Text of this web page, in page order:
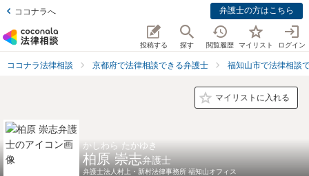
ココナラへ 弁護士の方はこちら
投稿する 探す 閲覧履歴 マイリスト ログイン
ココナラ法律相談 京都府で法律相談できる弁護士 福知山市で法律相談
マイリストに入れる
かしわら たかゆき
柏原 崇志弁護士
弁護士法人村上・新村法律事務所 福知山オフィス